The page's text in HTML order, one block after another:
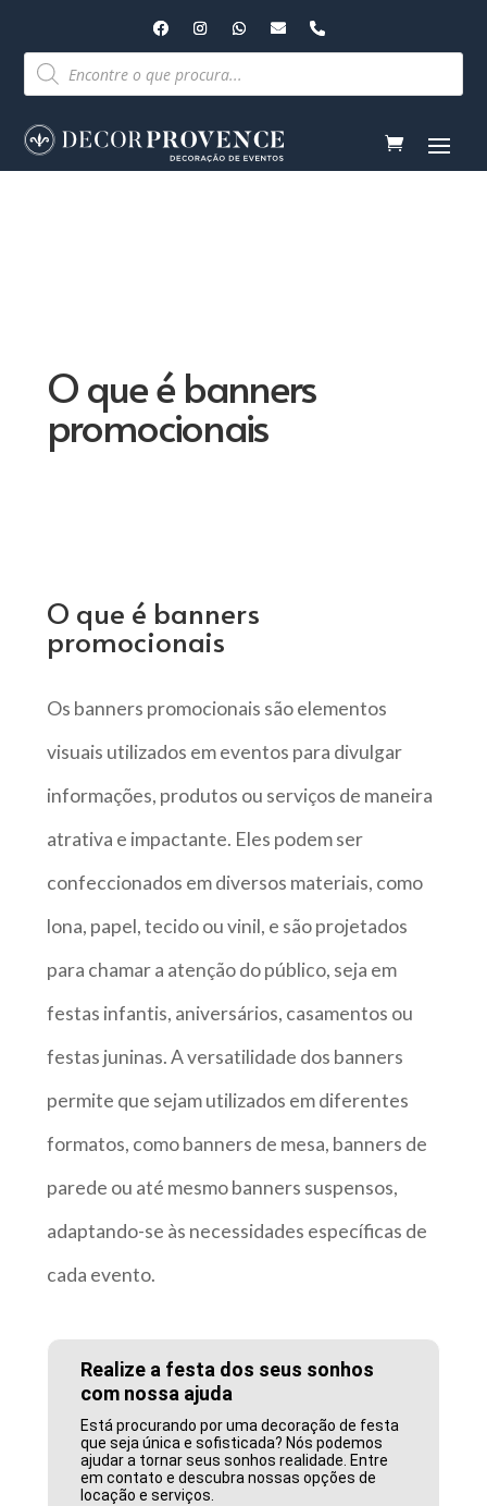
Pesquisar
produtos
O que é banners
promocionais
O que é banners
promocionais
Os banners promocionais são elementos
visuais utilizados em eventos para divulgar
informações, produtos ou serviços de maneira
atrativa e impactante. Eles podem ser
confeccionados em diversos materiais, como
lona, papel, tecido ou vinil, e são projetados
para chamar a atenção do público, seja em
festas infantis, aniversários, casamentos ou
festas juninas. A versatilidade dos banners
permite que sejam utilizados em diferentes
formatos, como banners de mesa, banners de
parede ou até mesmo banners suspensos,
adaptando-se às necessidades específicas de
cada evento.
Realize a festa dos seus sonhos
com nossa ajuda
Está procurando por uma decoração de festa
que seja única e sofisticada? Nós podemos
ajudar a tornar seus sonhos realidade. Entre
em contato e descubra nossas opções de
locação e serviços.